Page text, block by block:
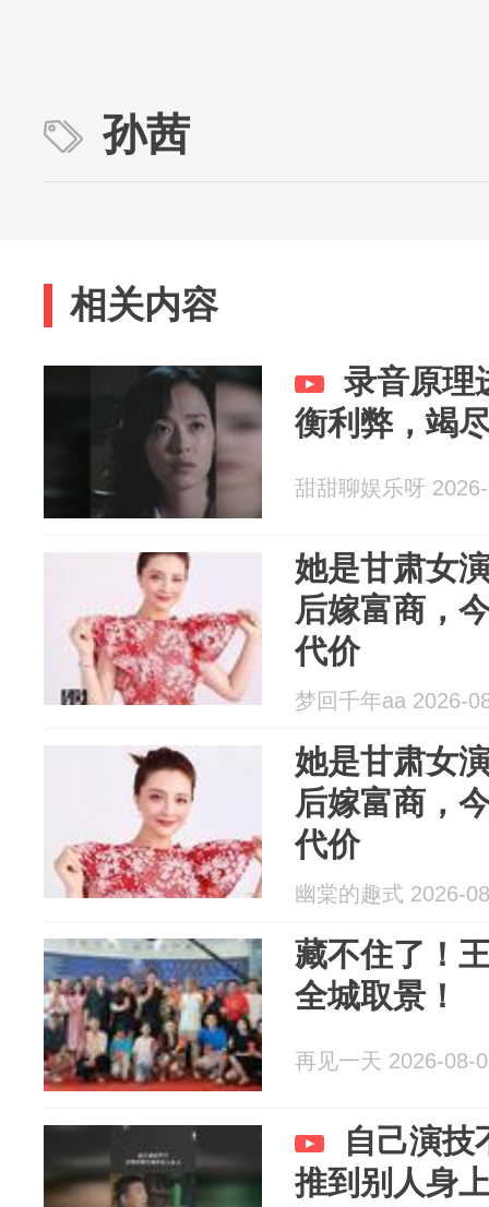
孙茜
相关内容
录音原理
衡利弊，竭
甜甜聊娱乐呀
她是甘肃女
后嫁富商，
代价
梦回千年aa 2026-
她是甘肃女
后嫁富商，
代价
幽棠的趣式 2026-
藏不住了！
全城取景！
再见一天 2026-08-
自己演技
推到别人身